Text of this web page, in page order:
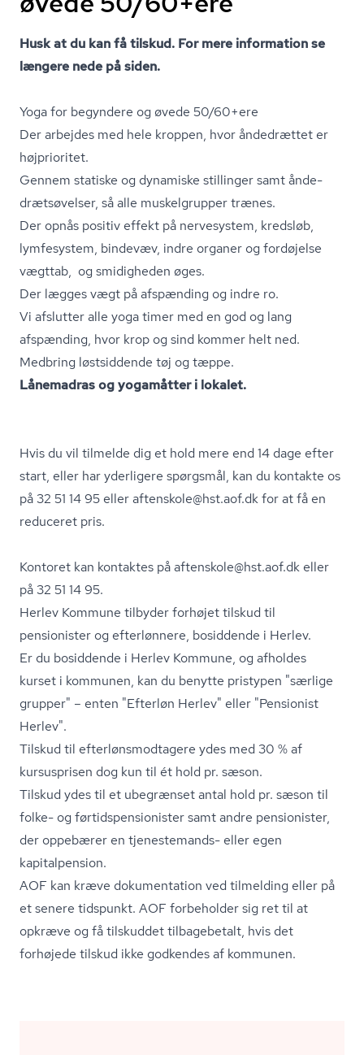
Husk at du kan få tilskud. For mere information se
længere nede på siden.
Yoga for begyndere og øvede 50/60+ere
Der arbejdes med hele kroppen, hvor åndedrættet er
højprioritet.
Gennem statiske og dynamiske stillinger samt ån­de­
drætsø­vel­ser, så alle muskelgrupper trænes.
Der opnås positiv effekt på nervesystem, kredsløb,
lymfesystem, bindevæv, indre organer og fordøjelse
vægttab, og smidigheden øges.
Der lægges vægt på afspænding og indre ro.
Vi afslutter alle yoga timer med en god og lang
afspænding, hvor krop og sind kommer helt ned.
Medbring løstsiddende tøj og tæppe.
Lånemadras og yogamåtter i lokalet.
Hvis du vil tilmelde dig et hold mere end 14 dage efter
start, eller har yderligere spørgsmål, kan du kontakte os
på 32 51 14 95 eller aftenskole@hst.aof.dk for at få en
reduceret pris.
Kontoret kan kontaktes på aftenskole@hst.aof.dk eller
på 32 51 14 95.
Herlev Kommune tilbyder forhøjet tilskud til
pensionister og efterlønnere, bosiddende i Herlev.
Er du bosiddende i Herlev Kommune, og afholdes
kurset i kommunen, kan du benytte pristypen "særlige
grupper" – enten "Efterløn Herlev" eller "Pensionist
Herlev".
Tilskud til ef­ter­løns­mod­ta­ge­re ydes med 30 % af
kursusprisen dog kun til ét hold pr. sæson.
Tilskud ydes til et ubegrænset antal hold pr. sæson til
folke- og før­tids­pen­sio­ni­ster samt andre pensionister,
der oppebærer en tjenestemands- eller egen
kapitalpension.
AOF kan kræve dokumentation ved tilmelding eller på
et senere tidspunkt. AOF forbeholder sig ret til at
opkræve og få tilskuddet tilbagebetalt, hvis det
forhøjede tilskud ikke godkendes af kommunen.